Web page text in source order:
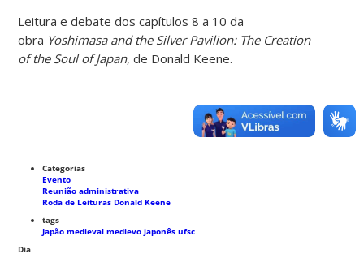
Leitura e debate dos capítulos 8 a 10 da
obra Yoshimasa and the Silver Pavilion: The Creation
of the Soul of Japan, de Donald Keene.
Categorias
Evento
Reunião administrativa
Roda de Leituras Donald Keene
tags
Japão medievalmedievo japonêsufsc
Dia